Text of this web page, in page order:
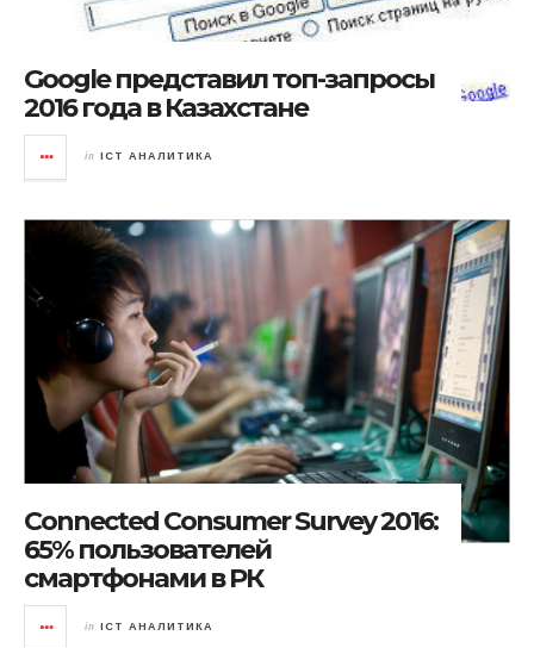
Google представил топ-запросы
2016 года в Казахстане
in ICT АНАЛИТИКА
Connected Consumer Survey 2016:
65% пользователей
смартфонами в РК
in ICT АНАЛИТИКА